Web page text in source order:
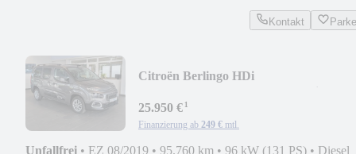
Kontakt
Citroën Berlingo HDi
25.950 €¹
Finanzierung ab 249 € mtl.
Unfallfrei • EZ 08/2019 • 95.760 km • 96 kW (131 PS) • Diesel